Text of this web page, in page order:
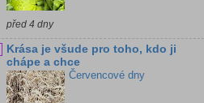
před 4 dny
Krása je všude pro toho, kdo ji
chápe a chce
Červencové dny